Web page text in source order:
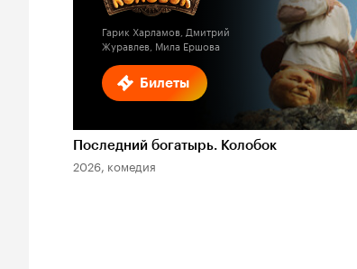
Билеты
Гарик Харламов, Дмитрий
Журавлев, Мила Ершова
Последний богатырь. Колобок
2026, комедия